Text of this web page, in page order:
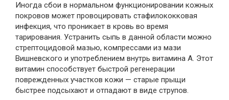
Иногда сбои в нормальном функционировании кожных
покровов может провоцировать стафилококковая
инфекция, что проникает в кровь во время
тарирования. Устранить сыпь в данной области можно
стрептоцидовой мазью, компрессами из мази
Вишневского и употреблением внутрь витамина А. Этот
витамин способствует быстрой регенерации
поврежденных участков кожи — старые прыщи
быстрее подсыхают и отпадают в виде струпов.